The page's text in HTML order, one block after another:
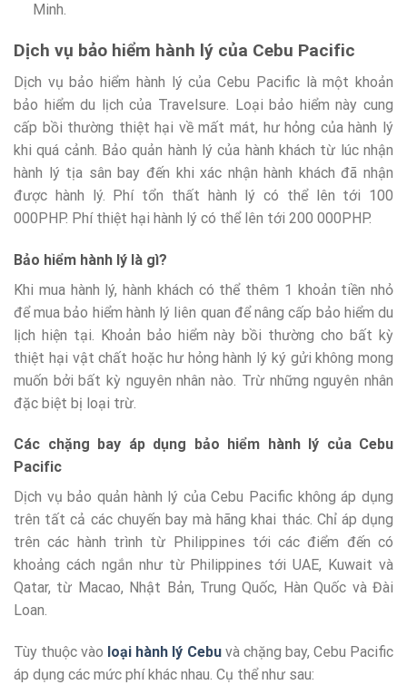
Minh.
Dịch vụ bảo hiểm hành lý của Cebu Pacific
Dịch vụ bảo hiểm hành lý của Cebu Pacific là một khoản
bảo hiểm du lịch của Travelsure. Loại bảo hiểm này cung
cấp bồi thường thiệt hại về mất mát, hư hỏng của hành lý
khi quá cảnh. Bảo quản hành lý của hành khách từ lúc nhận
hành lý tịa sân bay đến khi xác nhận hành khách đã nhận
được hành lý. Phí tổn thất hành lý có thể lên tới 100
000PHP. Phí thiệt hại hành lý có thể lên tới 200 000PHP.
Bảo hiểm hành lý là gì?
Khi mua hành lý, hành khách có thể thêm 1 khoản tiền nhỏ
để mua bảo hiểm hành lý liên quan để nâng cấp bảo hiểm du
lịch hiện tại. Khoản bảo hiểm này bồi thường cho bất kỳ
thiệt hại vật chất hoặc hư hỏng hành lý ký gửi không mong
muốn bởi bất kỳ nguyên nhân nào. Trừ những nguyên nhân
đặc biệt bị loại trừ.
Các chặng bay áp dụng bảo hiểm hành lý của Cebu
Pacific
Dịch vụ bảo quản hành lý của Cebu Pacific không áp dụng
trên tất cả các chuyến bay mà hãng khai thác. Chỉ áp dụng
trên các hành trình từ Philippines tới các điểm đến có
khoảng cách ngắn như từ Philippines tới UAE, Kuwait và
Qatar, từ Macao, Nhật Bản, Trung Quốc, Hàn Quốc và Đài
Loan.
Tùy thuộc vào loại hành lý Cebuvà chặng bay, Cebu Pacific
áp dụng các mức phí khác nhau. Cụ thể như sau: